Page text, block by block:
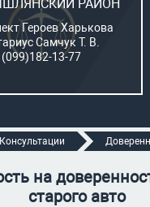
РАЙОН
Героев Харькова
Самчук Т. В.
(099)182-13-77
Консультации
на
старого авто